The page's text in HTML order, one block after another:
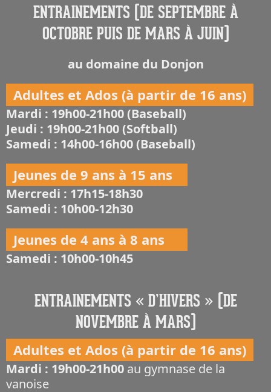
ENTRAINEMENTS (DE SEPTEMBRE À
OCTOBRE PUIS DE MARS À JUIN)
au domaine du Donjon
Adultes et Ados (à partir de 16 ans)
Mardi : 19h00-21h00 (Baseball)
Jeudi : 19h00-21h00 (Softball)
Samedi : 14h00-16h00 (Baseball)
Jeunes de 9 ans à 15 ans
Mercredi : 17h15-18h30
Samedi : 10h00-12h30
Jeunes de 4 ans à 8 ans
Samedi : 10h00-10h45
ENTRAINEMENTS « D’HIVERS » (DE
NOVEMBRE À MARS)
Adultes et Ados (à partir de 16 ans)
Mardi : 19h00-21h00 au gymnase de la
vanoise